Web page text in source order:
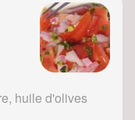
huile d'olives